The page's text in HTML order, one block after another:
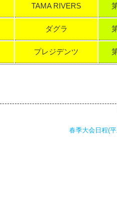
TAMA RIVERS
ダグラ
プレジデンツ
春季大会日程(